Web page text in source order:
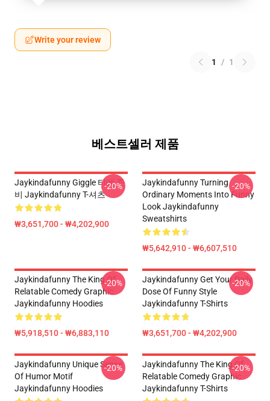
Write your review
1 / 1
베스트셀러 제품
Jaykindafunny Giggle 티에 준
비 Jaykindafunny T-셔츠
₩3,651,700 - ₩4,202,900
-20%
Jaykindafunny Turning
Ordinary Moments Into Funny
Look Jaykindafunny
Sweatshirts
₩5,642,910 - ₩6,607,510
-20%
Jaykindafunny The King Of
Relatable Comedy Graphic
Jaykindafunny Hoodies
₩5,918,510 - ₩6,883,110
-20%
Jaykindafunny Get Your Daily
Dose Of Funny Style
Jaykindafunny T-Shirts
₩3,651,700 - ₩4,202,900
-20%
Jaykindafunny Unique Sense
Of Humor Motif
Jaykindafunny Hoodies
-20%
Jaykindafunny The King Of
Relatable Comedy Graphic
Jaykindafunny T-Shirts
-20%